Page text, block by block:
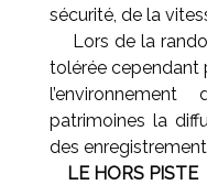
sécurité, de la
Lors de la
tolérée cependant
patrimoines la
des
LE HORS